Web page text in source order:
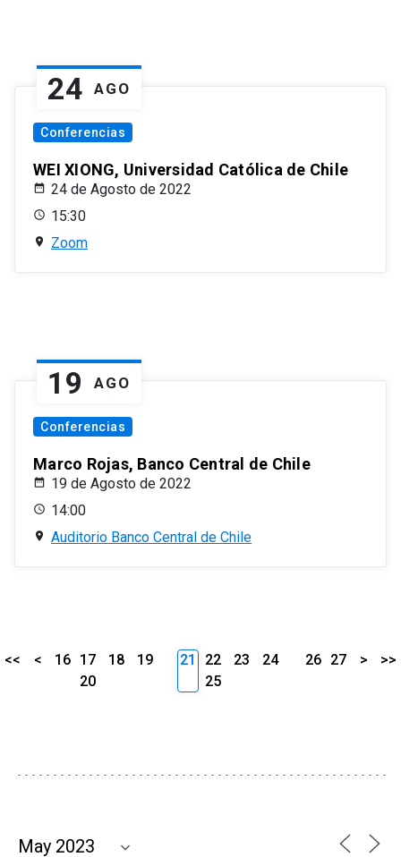
24 AGO
Conferencias
WEI XIONG, Universidad Católica de Chile
24 de Agosto de 2022
15:30
Zoom
19 AGO
Conferencias
Marco Rojas, Banco Central de Chile
19 de Agosto de 2022
14:00
Auditorio Banco Central de Chile
<< < 16 17 18
19
20
21 22 23
24
25
26 27 > >>